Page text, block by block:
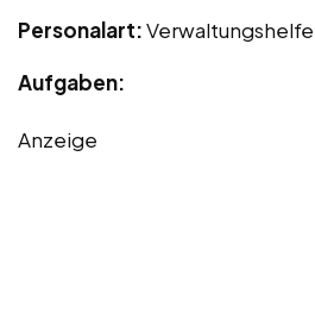
Personalart:
Aufgaben:
Anzeige